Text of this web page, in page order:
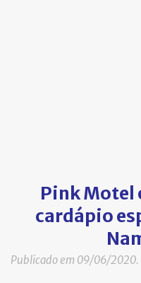
Pink Motel
cardápio
Publicado em 09/06/2020.